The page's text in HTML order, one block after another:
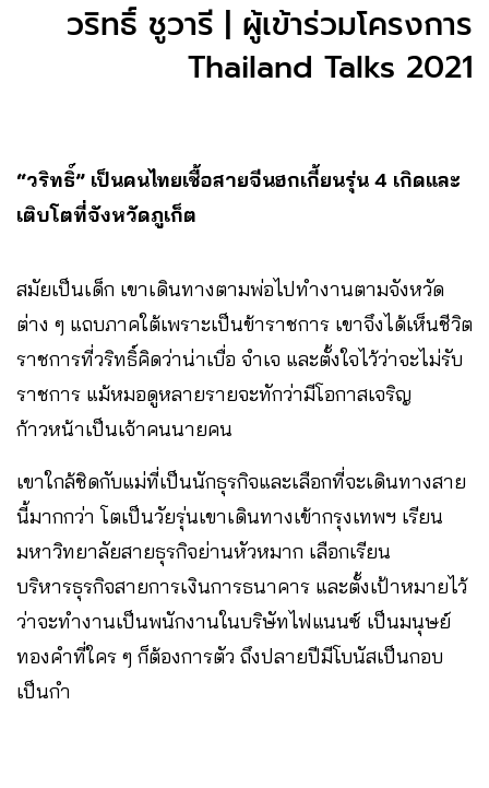
วริทธิ์ ชูวารี | ผู้เข้าร่วมโครงการ
Thailand Talks 2021
“วริทธิ์” เป็นคนไทยเชื้อสายจีนฮกเกี้ยนรุ่น 4 เกิดและ
เติบโตที่จังหวัดภูเก็ต
สมัยเป็นเด็ก เขาเดินทางตามพ่อไปทำงานตามจังหวัด
ต่าง ๆ แถบภาคใต้เพราะเป็นข้าราชการ เขาจึงได้เห็นชีวิต
ราชการที่วริทธิ์คิดว่าน่าเบื่อ จำเจ และตั้งใจไว้ว่าจะไม่รับ
ราชการ แม้หมอดูหลายรายจะทักว่ามีโอกาสเจริญ
ก้าวหน้าเป็นเจ้าคนนายคน
เขาใกล้ชิดกับแม่ที่เป็นนักธุรกิจและเลือกที่จะเดินทางสาย
นี้มากกว่า โตเป็นวัยรุ่นเขาเดินทางเข้ากรุงเทพฯ เรียน
มหาวิทยาลัยสายธุรกิจย่านหัวหมาก เลือกเรียน
บริหารธุรกิจสายการเงินการธนาคาร และตั้งเป้าหมายไว้
ว่าจะทำงานเป็นพนักงานในบริษัทไฟแนนซ์ เป็นมนุษย์
ทองคำที่ใคร ๆ ก็ต้องการตัว ถึงปลายปีมีโบนัสเป็นกอบ
เป็นกำ